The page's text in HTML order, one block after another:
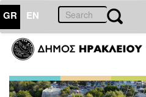
GR EN
ΔΗΜΟΣ
Δελτία
Τύπου